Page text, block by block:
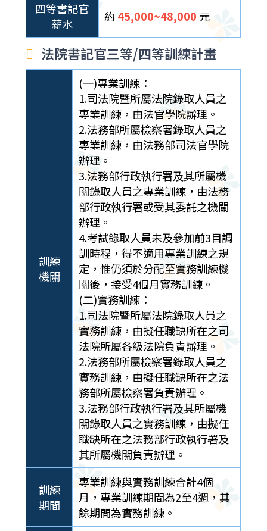
四等書記官
薪水
約 45,000~48,000 元
法院書記官三等/四等訓練計畫
訓練
機關
(一)專業訓練：
1.司法院暨所屬法院錄取人員之
專業訓練，由法官學院辦理。
2.法務部所屬檢察署錄取人員之
專業訓練，由法務部司法官學院
辦理。
3.法務部行政執行署及其所屬機
關錄取人員之專業訓練，由法務
部行政執行署或受其委託之機關
辦理。
4.考試錄取人員未及參加前3目調
訓時程，得不適用專業訓練之規
定，惟仍須於分配至實務訓練機
關後，接受4個月實務訓練。
(二)實務訓練：
1.司法院暨所屬法院錄取人員之
實務訓練，由擬任職缺所在之司
法院所屬各級法院負責辦理。
2.法務部所屬檢察署錄取人員之
實務訓練，由擬任職缺所在之法
務部所屬檢察署負責辦理。
3.法務部行政執行署及其所屬機
關錄取人員之實務訓練，由擬任
職缺所在之法務部行政執行署及
其所屬機關負責辦理。
訓練
期間
專業訓練與實務訓練合計4個
月，專業訓練期間為2至4週，其
餘期間為實務訓練。